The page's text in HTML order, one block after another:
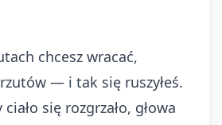
chcesz wracać,
— i tak się ruszyłeś.
się rozgrzało, głowa